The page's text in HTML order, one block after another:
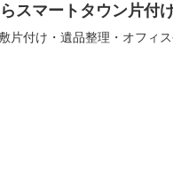
スマートタウン片付
片付け・遺品整理・オフィ